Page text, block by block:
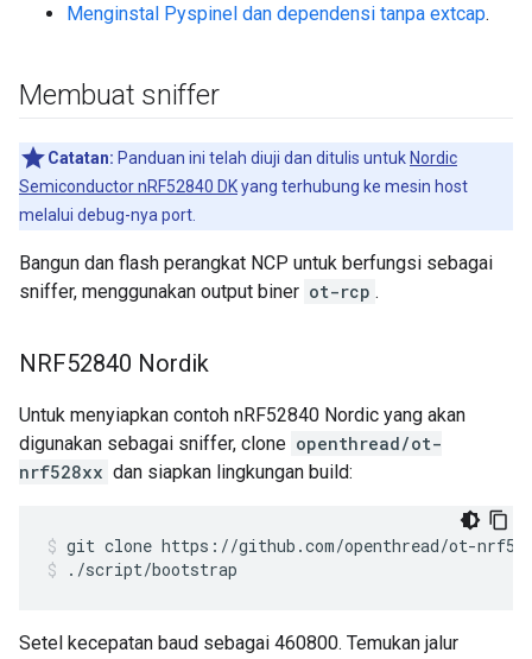
Menginstal Pyspinel dan dependensi tanpa extcap.
Membuat sniffer
Catatan: Panduan ini telah diuji dan ditulis untuk Nordic
Semiconductor nRF52840 DKyang terhubung ke mesin host
melalui debug-nya port.
Bangun dan flash perangkat NCP untuk berfungsi sebagai
sniffer, menggunakan output biner ot-rcp .
NRF52840 Nordik
Untuk menyiapkan contoh nRF52840 Nordic yang akan
digunakan sebagai sniffer, clone openthread/ot-
nrf528xx dan siapkan lingkungan build:
git clone https://github.com/openthread/ot-
./script/bootstrap
Setel kecepatan baud sebagai 460800. Temukan jalur